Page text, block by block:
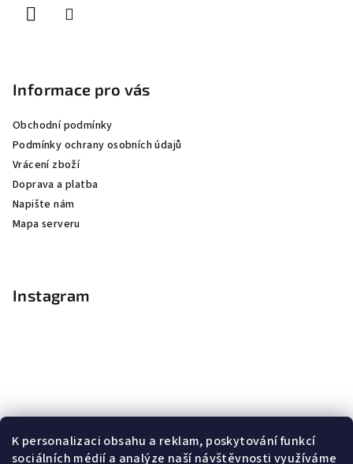
K personalizaci obsahu a reklam, poskytování funkcí
sociálních médií a analýze naší návštěvnosti využíváme
Informace pro vás
Obchodní podmínky
Podmínky ochrany osobních údajů
Vrácení zboží
Doprava a platba
Napište nám
Mapa serveru
Instagram